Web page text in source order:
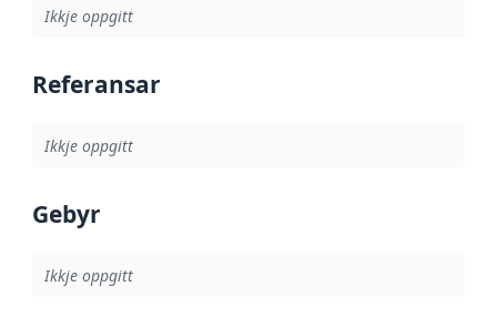
Ikkje oppgitt
Referansar
Ikkje oppgitt
Gebyr
Ikkje oppgitt